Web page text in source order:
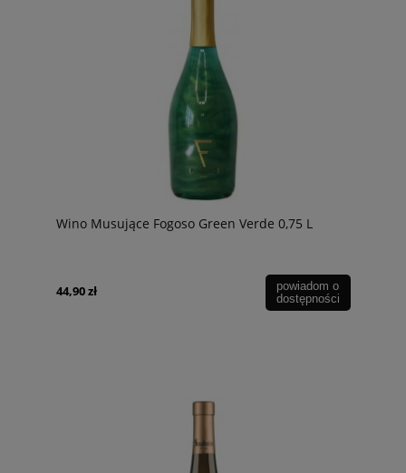
Wino Musujące Fogoso Green Verde 0,75 L
44,90 zł
powiadom o
dostępności